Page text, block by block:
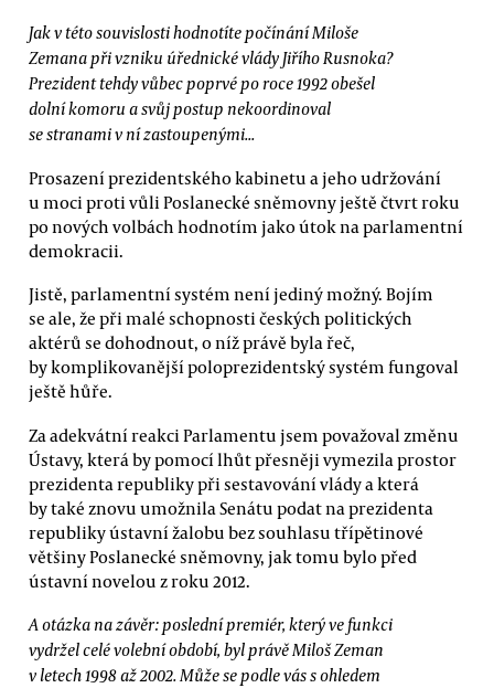
Jak v této souvislosti hodnotíte počínání Miloše
Zemana při vzniku úřednické vlády Jiřího Rusnoka?
Prezident tehdy vůbec poprvé po roce 1992 obešel
dolní komoru a svůj postup nekoordinoval
se stranami v ní zastoupenými...
Prosazení prezidentského kabinetu a jeho udržování
u moci proti vůli Poslanecké sněmovny ještě čtvrt roku
po nových volbách hodnotím jako útok na parlamentní
demokracii.
Jistě, parlamentní systém není jediný možný. Bojím
se ale, že při malé schopnosti českých politických
aktérů se dohodnout, o níž právě byla řeč,
by komplikovanější poloprezidentský systém fungoval
ještě hůře.
Za adekvátní reakci Parlamentu jsem považoval změnu
Ústavy, která by pomocí lhůt přesněji vymezila prostor
prezidenta republiky při sestavování vlády a která
by také znovu umožnila Senátu podat na prezidenta
republiky ústavní žalobu bez souhlasu třípětinové
většiny Poslanecké sněmovny, jak tomu bylo před
ústavní novelou z roku 2012.
A otázka na závěr: poslední premiér, který ve funkci
vydržel celé volební období, byl právě Miloš Zeman
v letech 1998 až 2002. Může se podle vás s ohledem